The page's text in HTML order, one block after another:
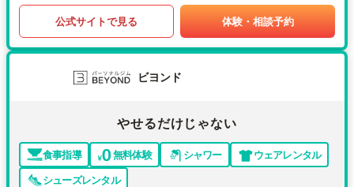
公式サイトで見る 体験・相談予約
ビヨンド
やせるだけじゃない
食事指導 無料体験 シャワー
ウェアレンタル
シューズレンタル